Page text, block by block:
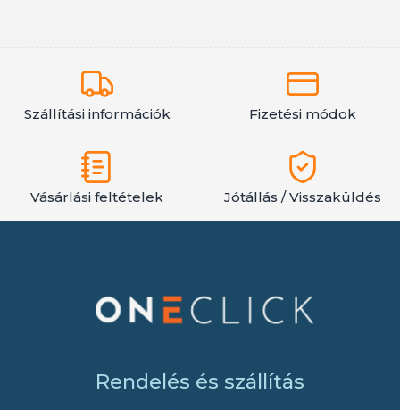
Szállítási információk Fizetési módok
Vásárlási feltételek Jótállás / Visszaküldés
Rendelés és szállítás